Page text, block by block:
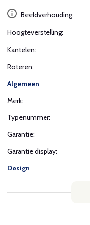
Beeldverhouding:
Hoogteverstelling:
Kantelen:
Roteren:
Algemeen
Merk:
Typenummer:
Garantie:
Garantie display:
Design